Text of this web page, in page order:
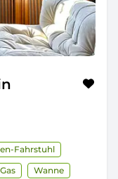
Fahrstuhl
Gas
Wanne